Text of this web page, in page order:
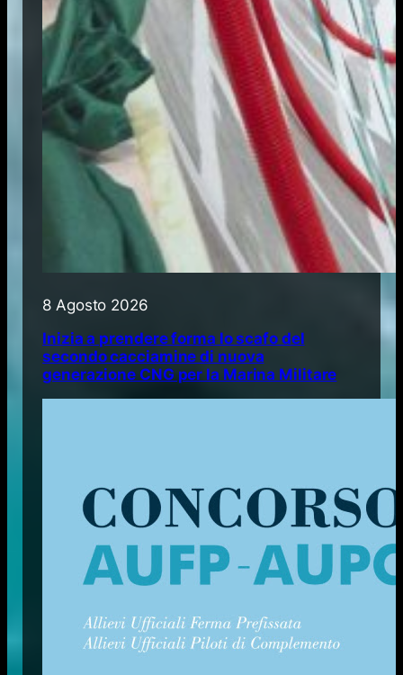
8 Agosto 2026
Inizia a prendere forma lo scafo del
secondo cacciamine di nuova
generazione CNG per la Marina Militare